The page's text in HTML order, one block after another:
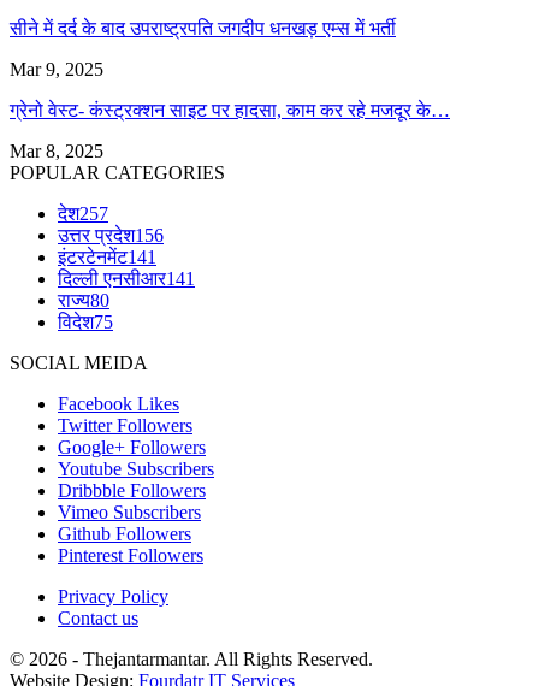
सीने में दर्द के बाद उपराष्ट्रपति जगदीप धनखड़ एम्स में भर्ती
Mar 9, 2025
ग्रेनो वेस्ट- कंस्ट्रक्शन साइट पर हादसा, काम कर रहे मजदूर के…
Mar 8, 2025
POPULAR CATEGORIES
देश257
उत्तर प्रदेश156
इंटरटेनमेंट141
दिल्ली एनसीआर141
राज्य80
विदेश75
SOCIAL MEIDA
Facebook Likes
Twitter Followers
Google+ Followers
Youtube Subscribers
Dribbble Followers
Vimeo Subscribers
Github Followers
Pinterest Followers
Privacy Policy
Contact us
© 2026 - Thejantarmantar. All Rights Reserved.
Website Design: Fourdatr IT Services